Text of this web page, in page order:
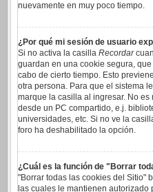
nuevamente en muy poco tiempo.
¿Por qué mi sesión de usuario
Si no activa la casilla Recordar
guardan en una cookie segura,
cabo de cierto tiempo. Esto
otra persona. Para que el sistema
marque la casilla al ingresar. No
desde un PC compartido, e.j.
universidades, etc. Si no ve la
foro ha deshabilitado la opción.
¿Cuál es la función de "Borrar
"Borrar todas las cookies del Sitio"
las cuales le mantienen